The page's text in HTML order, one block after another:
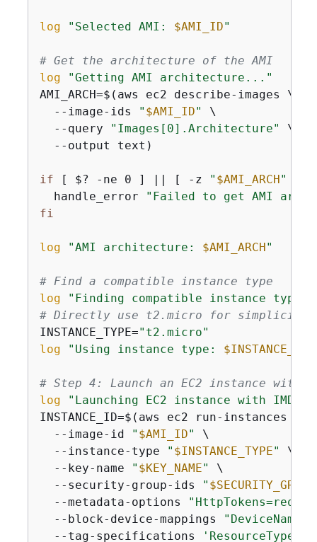
log "Selected AMI: $AMI_ID"
# Get the architecture of the AMI
log
"Getting AMI architecture..."
AMI_ARCH=$(aws ec2 describe-images \
  --image-ids
" $AMI_ID"
\
  --query
"Images[0].Architecture"
\
  --output text)
if [ $? -ne 0 ] || [ -z " $AMI_ARCH"
  handle_error
"Failed to get AMI
fi
log "AMI architecture: $AMI_ARCH"
# Find a compatible instance type
log
"Finding compatible instance
# Directly use t2.micro for simplicity
INSTANCE_TYPE="t2.micro"
log
"Using instance type:
# Step 4: Launch an EC2 instance with
log
"Launching EC2 instance with
INSTANCE_ID=$(aws ec2 run-instances \
  --image-id
" $AMI_ID"
\
  --instance-type
" $INSTANCE_TYPE"
\
  --key-name
" $KEY_NAME"
\
  --security-group-ids
"
  --metadata-options
  --block-device-mappings
  --tag-specifications